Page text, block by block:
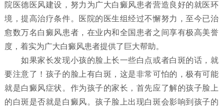
院医德医风建设，努力为广大白癜风患者营造良好的就医环
境，提高治疗条件。医院的医生组经过不懈努力，至今已治
愈数万名白癜风患者，在业内和全国患者之间享有极高美誉
度，着实为广大白癜风患者提供了巨大帮助。
如果家长发现小孩的脸上长一些白点或者白斑的话，就
要注意了！孩子的脸上有白斑，这是非常可怕的，极有可能
就是白癜风症状。作为孩子的家长，首先应了解的孩子脸上
的白斑是否就是白癜风。孩子脸上出现白斑会影响到孩子的